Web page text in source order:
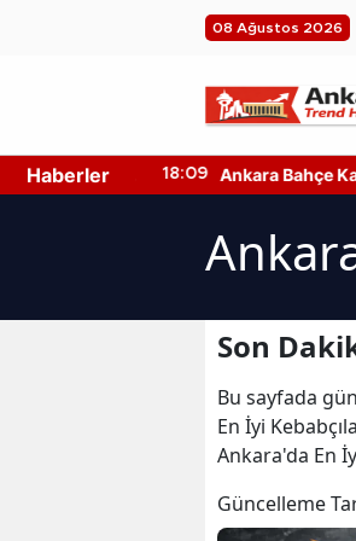
08 Ağustos 2026
Haberler
Nereden
Türleri
18:09
Ankara Bahçe
Fiyatları Ne
Son
Bu sayfada
En İyi
Ankara'da En
Güncelleme